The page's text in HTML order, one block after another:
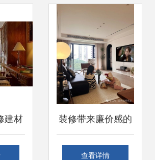
建材
硬装
装修带来廉价感的
建材，宁愿不做 四
查看详情